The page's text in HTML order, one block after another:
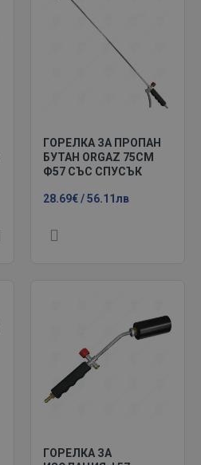
ГОРЕЛКА ЗА ПРОПАН
БУТАН ORGAZ 75СМ
Ф57 СЪС СПУСЪК
28.69€ / 56.11лв
ГОРЕЛКА ЗА